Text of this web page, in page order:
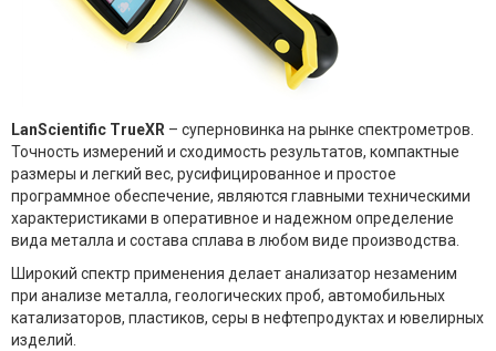
LanScientific TrueXR – суперновинка на рынке спектрометров.
Точность измерений и сходимость результатов, компактные
размеры и легкий вес, русифицированное и простое
программное обеспечение, являются главными техническими
характеристиками в оперативное и надежном определение
вида металла и состава сплава в любом виде производства.
Широкий спектр применения делает анализатор незаменим
при анализе металла, геологических проб, автомобильных
катализаторов, пластиков, серы в нефтепродуктах и ювелирных
изделий.